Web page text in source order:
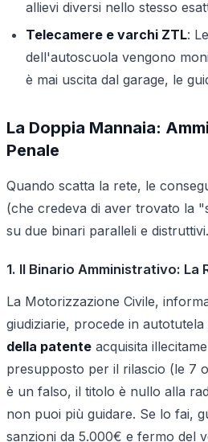
allievi diversi nello stesso
Telecamere e varchi ZTL:
dell'autoscuola vengono
è mai uscita dal garage, le
La Doppia Mannaia:
Penale
Quando scatta la rete, le
(che credeva di aver trovato la
su due binari paralleli e distruttivi.
1. Il Binario Amministrativo: La
La Motorizzazione Civile,
giudiziarie, procede in autotutela
della patente acquisita
presupposto per il rilascio (le 7
è un falso, il titolo è nullo alla
non puoi più guidare. Se lo fai,
sanzioni da 5.000€ e fermo del